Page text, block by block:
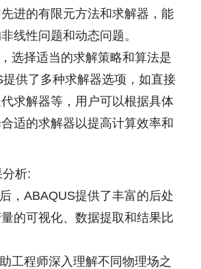
进的有限元方法和求解器，能
线性问题和动态问题。
选择适当的求解策略和算法是
供了多种求解器选项，如直接
求解器等，用户可以根据具体
适的求解器以提高计算效率和
析:
，ABAQUS提供了丰富的后处
的可视化、数据提取和结果比
工程师深入理解不同物理场之